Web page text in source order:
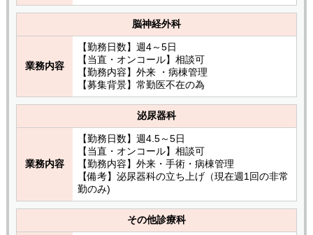
脳神経外科
業務内容
【勤務日数】週4～5日
【当直・オンコール】相談可
【勤務内容】外来 ・病棟管理
【募集背景】常勤医不在の為
泌尿器科
業務内容
【勤務日数】週4.5～5日
【当直・オンコール】相談可
【勤務内容】外来・手術・病棟管理
【備考】泌尿器科の立ち上げ（現在週1回の非常
勤のみ)
その他診療科